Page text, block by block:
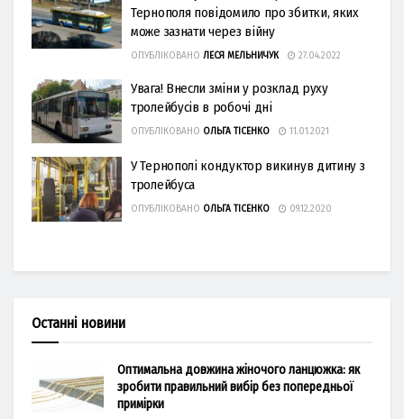
Тернополя повідомило про збитки, яких
може зазнати через війну
ОПУБЛІКОВАНО ЛЕСЯ МЕЛЬНИЧУК 27.04.2022
Увага! Внесли зміни у розклад руху
тролейбусів в робочі дні
ОПУБЛІКОВАНО ОЛЬГА ТІСЕНКО 11.01.2021
У Тернополі кондуктор викинув дитину з
тролейбуса
ОПУБЛІКОВАНО ОЛЬГА ТІСЕНКО 09.12.2020
Останні новини
Оптимальна довжина жіночого ланцюжка: як
зробити правильний вибір без попередньої
примірки